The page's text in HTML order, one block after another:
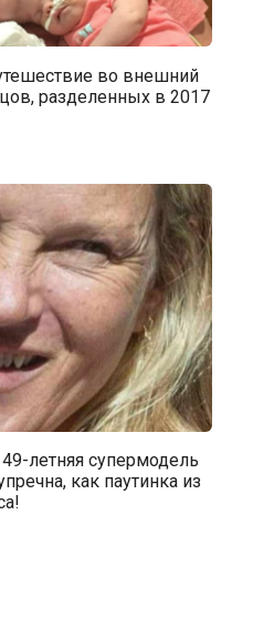
во внешний
разделенных в 2017
летняя супермодель
как паутинка из